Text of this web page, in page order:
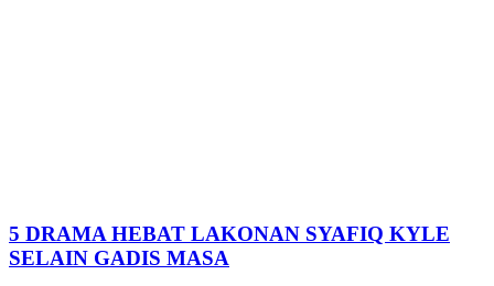
5 DRAMA HEBAT LAKONAN SYAFIQ KYLE
SELAIN GADIS MASA